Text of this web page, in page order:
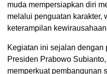
muda mempersiapkan diri
melalui penguatan karakter,
keterampilan
Kegiatan ini sejalan dengan
Presiden Prabowo
memperkuat pembangunan